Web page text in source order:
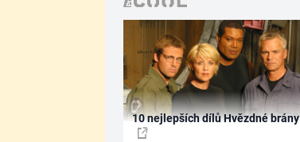
10 nejlepších dílů Hvězdné brány